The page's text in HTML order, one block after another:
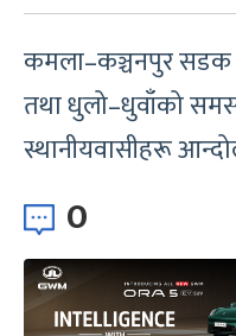
कमला–कञ्चनपुर सडक
तथा धुलो–धुवाँको
स्थानीयवासीहरू
0